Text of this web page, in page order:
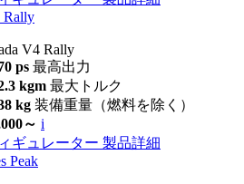
Rally
V4 Rally
ps 最高出力
kgm 最大トルク
kg 装備重量（燃料を除く）
～ i
ギュレーター 製品詳細
Peak